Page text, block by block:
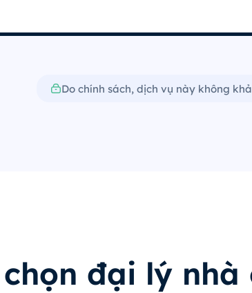
Do chính sách, dịch vụ này không
đại lý